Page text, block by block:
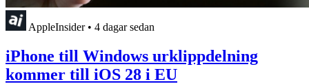
AppleInsider • 4 dagar sedan
iPhone till Windows urklippdelning
kommer till iOS 28 i EU